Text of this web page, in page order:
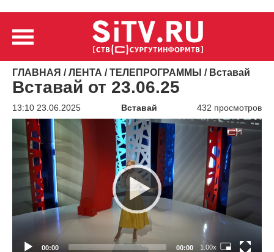
ГЛАВНАЯ /ЛЕНТА /ТЕЛЕПРОГРАММЫ / Вставай
Вставай от 23.06.25
13:10 23.06.2025 Вставай 432 просмотров
Видеоплеер
00:00 00:00 1.00x